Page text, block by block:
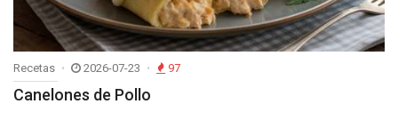
Recetas 2026-07-23 97
Canelones de Pollo